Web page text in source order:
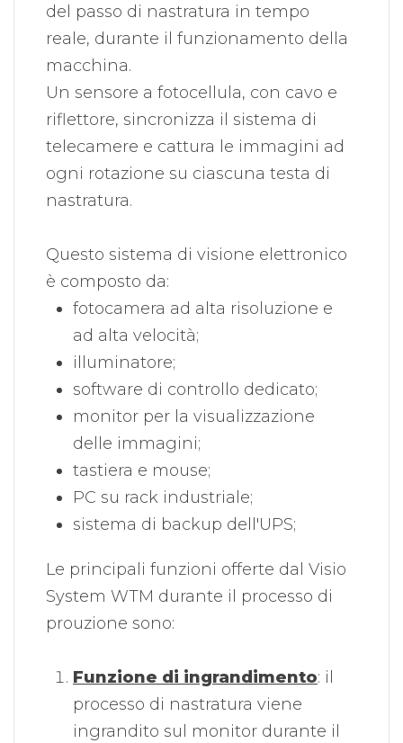
del passo di nastratura in tempo
reale, durante il funzionamento della
macchina.
Un sensore a fotocellula, con cavo e
riflettore, sincronizza il sistema di
telecamere e cattura le immagini ad
ogni rotazione su ciascuna testa di
nastratura.
Questo sistema di visione elettronico
è composto da:
fotocamera ad alta risoluzione e
ad alta velocità;
illuminatore;
software di controllo dedicato;
monitor per la visualizzazione
delle immagini;
tastiera e mouse;
PC su rack industriale;
sistema di backup dell'UPS;
Le principali funzioni offerte dal Visio
System WTM durante il processo di
prouzione sono:
Funzione di ingrandimento: il
processo di nastratura viene
ingrandito sul monitor durante il